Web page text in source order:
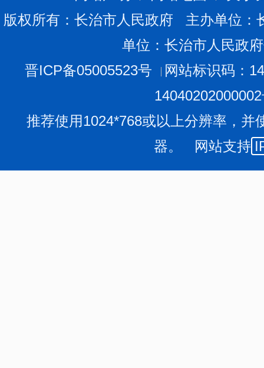
版权所有：长治市人民政府 主办单位
单位：长治市人民政
晋ICP备05005523号
网站标识码：
推荐使用1024*768或以上分辨率，并
器。 网站支持